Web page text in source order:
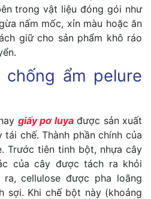
trong vật liệu đóng gói như
nấm mốc, xỉn màu hoặc ăn
giữ cho sản phẩm khô ráo
chống ẩm pelure
giấy pơ luyađược sản xuất
chế. Thành phần chính của
Trước tiên tinh bột, nhựa cây
của cây được tách ra khỏi
cellulose được pha loãng
sợi. Khi chế bột này (khoảng